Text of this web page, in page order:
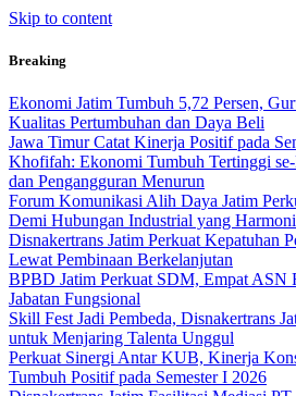
Skip to content
Breaking
Ekonomi Jatim Tumbuh 5,72 Persen,
Kualitas Pertumbuhan dan Daya Beli
Jawa Timur Catat Kinerja Positif pada
Khofifah: Ekonomi Tumbuh Tertinggi
dan Pengangguran Menurun
Forum Komunikasi Alih Daya Jatim
Demi Hubungan Industrial yang
Disnakertrans Jatim Perkuat Kepatuhan
Lewat Pembinaan Berkelanjutan
BPBD Jatim Perkuat SDM, Empat ASN
Jabatan Fungsional
Skill Fest Jadi Pembeda, Disnakertrans
untuk Menjaring Talenta Unggul
Perkuat Sinergi Antar KUB, Kinerja
Tumbuh Positif pada Semester I 2026